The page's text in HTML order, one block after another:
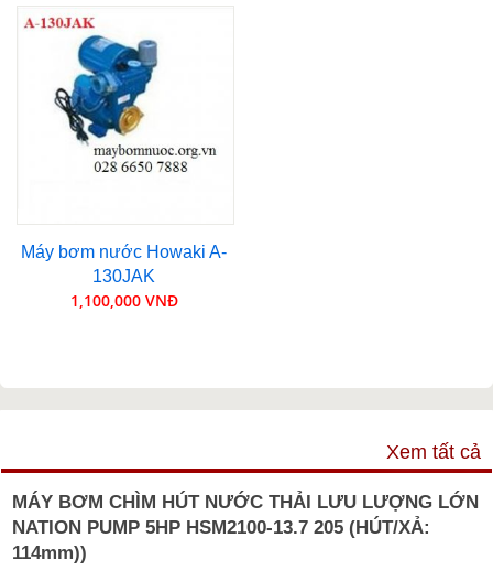
Máy bơm nước Howaki A-
130JAK
1,100,000 VNĐ
Xem tất cả
MÁY BƠM CHÌM HÚT NƯỚC THẢI LƯU LƯỢNG LỚN
NATION PUMP 5HP HSM2100-13.7 205 (HÚT/XẢ:
114mm))